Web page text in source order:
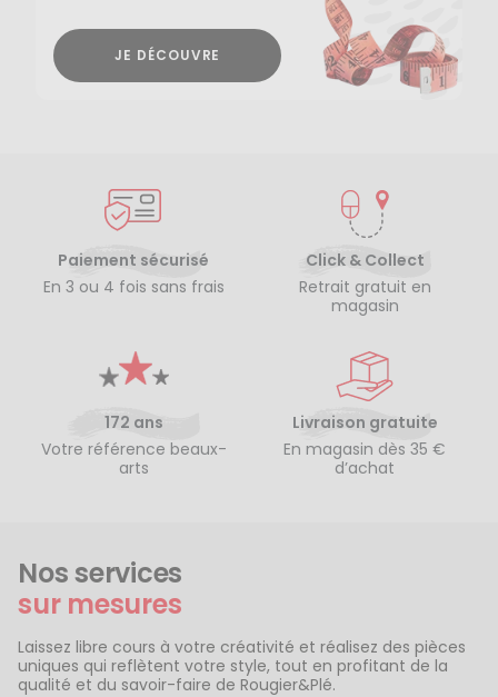
JE DÉCOUVRE
Paiement sécurisé
En 3 ou 4 fois sans frais
Click & Collect
Retrait gratuit en
magasin
172 ans
Votre référence beaux-
arts
Livraison gratuite
En magasin dès 35 €
d’achat
Nos services
sur mesures
Laissez libre cours à votre créativité et réalisez des pièces
uniques qui reflètent votre style, tout en profitant de la
qualité et du savoir-faire de Rougier&Plé.